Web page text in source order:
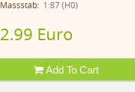
Massstab:1:87 (H0)
2.99 Euro
Add To Cart